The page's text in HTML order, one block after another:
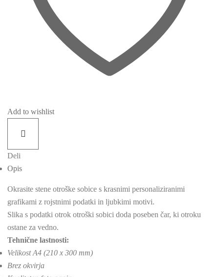
Add to wishlist
Deli
Opis
Okrasite stene otroške sobice s krasnimi personaliziranimi
grafikami z rojstnimi podatki in ljubkimi motivi.
Slika s podatki otrok otroški sobici doda poseben čar, ki otroku
ostane za vedno.
Tehnične lastnosti:
Velikost A4 (210 x 300 mm)
Brez okvirja